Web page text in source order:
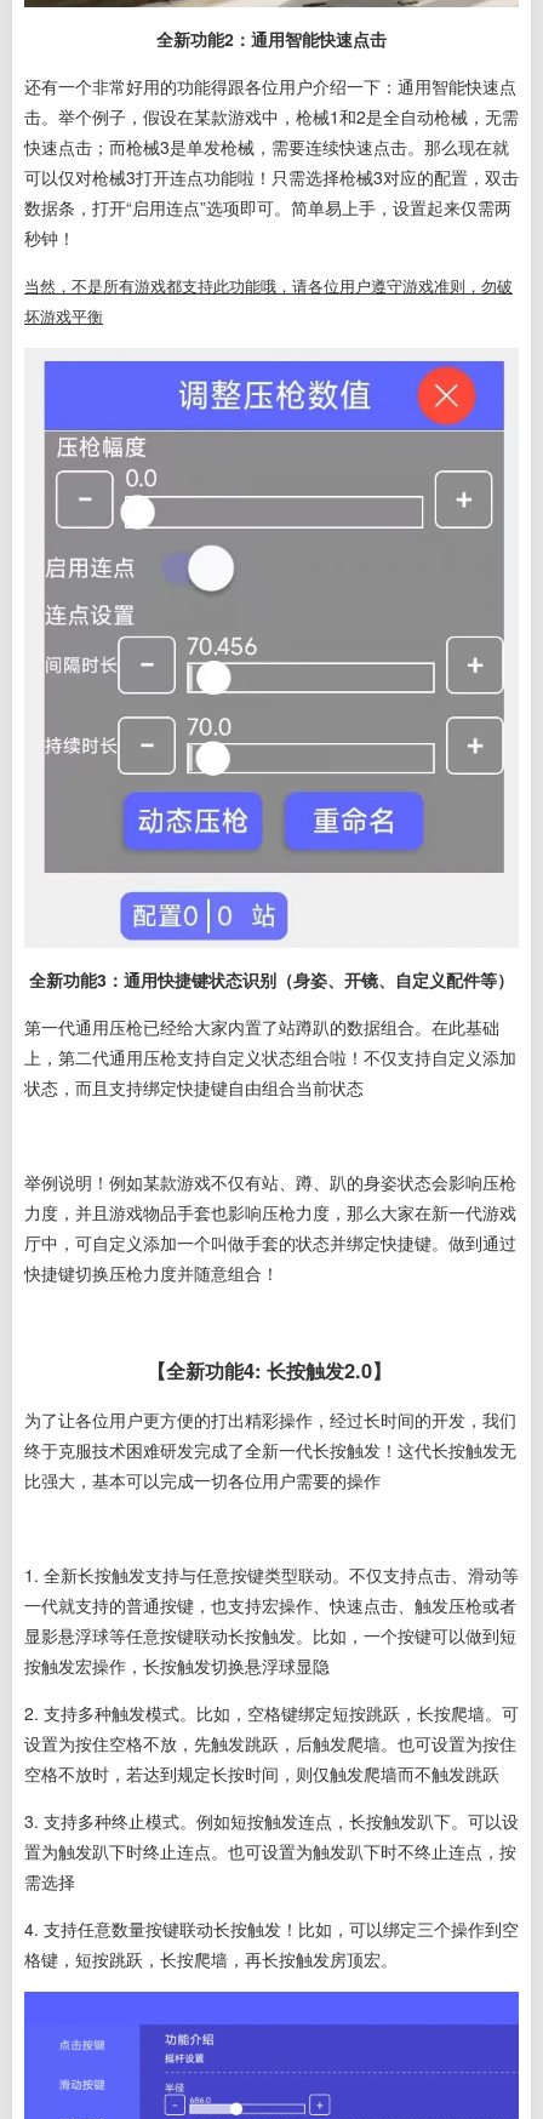
全新功能2：通用智能快速点击
还有一个非常好用的功能得跟各位用户介绍一下：通用智能快速点
击。举个例子，假设在某款游戏中，枪械1和2是全自动枪械，无需
快速点击；而枪械3是单发枪械，需要连续快速点击。那么现在就
可以仅对枪械3打开连点功能啦！只需选择枪械3对应的配置，双击
数据条，打开“启用连点”选项即可。简单易上手，设置起来仅需两
秒钟！
当然，不是所有游戏都支持此功能哦，请各位用户遵守游戏准则，勿破
坏游戏平衡
全新功能3：通用快捷键状态识别（身姿、开镜、自定义配件等）
第一代通用压枪已经给大家内置了站蹲趴的数据组合。在此基础
上，第二代通用压枪支持自定义状态组合啦！不仅支持自定义添加
状态，而且支持绑定快捷键自由组合当前状态
举例说明！例如某款游戏不仅有站、蹲、趴的身姿状态会影响压枪
力度，并且游戏物品手套也影响压枪力度，那么大家在新一代游戏
厅中，可自定义添加一个叫做手套的状态并绑定快捷键。做到通过
快捷键切换压枪力度并随意组合！
【全新功能4: 长按触发2.0】
为了让各位用户更方便的打出精彩操作，经过长时间的开发，我们
终于克服技术困难研发完成了全新一代长按触发！这代长按触发无
比强大，基本可以完成一切各位用户需要的操作
1. 全新长按触发支持与任意按键类型联动。 不仅支持点击、滑动等
一代就支持的普通按键，也支持宏操作、快速点击、触发压枪或者
显影悬浮球等任意按键联动长按触发。比如，一个按键可以做到短
按触发宏操作，长按触发切换悬浮球显隐
2. 支持多种触发模式。 比如，空格键绑定短按跳跃，长按爬墙。可
设置为按住空格不放，先触发跳跃，后触发爬墙。也可设置为按住
空格不放时，若达到规定长按时间，则仅触发爬墙而不触发跳跃
3. 支持多种终止模式。 例如短按触发连点，长按触发趴下。 可以设
置为触发趴下时终止连点。也可设置为触发趴下时不终止连点，按
需选择
4. 支持任意数量按键联动长按触发！ 比如，可以绑定三个操作到空
格键，短按跳跃，长按爬墙，再长按触发房顶宏。